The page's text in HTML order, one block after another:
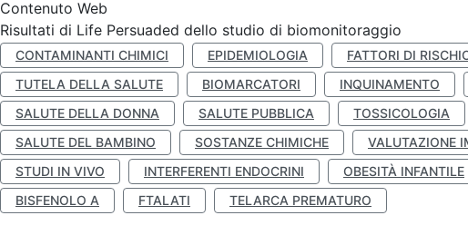
Contenuto Web
Risultati di Life Persuaded dello studio di biomonitoraggio
CONTAMINANTI CHIMICI EPIDEMIOLOGIA FATTORI DI
TUTELA DELLA SALUTE
BIOMARCATORI INQUINAMENTO
SALUTE DELLA DONNA
SALUTE PUBBLICA TOSSICOLOGIA
SALUTE DEL BAMBINO
SOSTANZE CHIMICHE VALUTAZIONE
STUDI IN VIVO
INTERFERENTI ENDOCRINI OBESITÀ INFANTILE
BISFENOLO A
FTALATI TELARCA PREMATURO